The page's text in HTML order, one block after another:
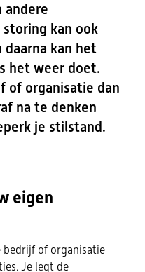
andere
kan ook
daarna kan het
het weer doet.
of organisatie dan
na te denken
je stilstand.
eigen
bedrijf of organisatie
Je legt de